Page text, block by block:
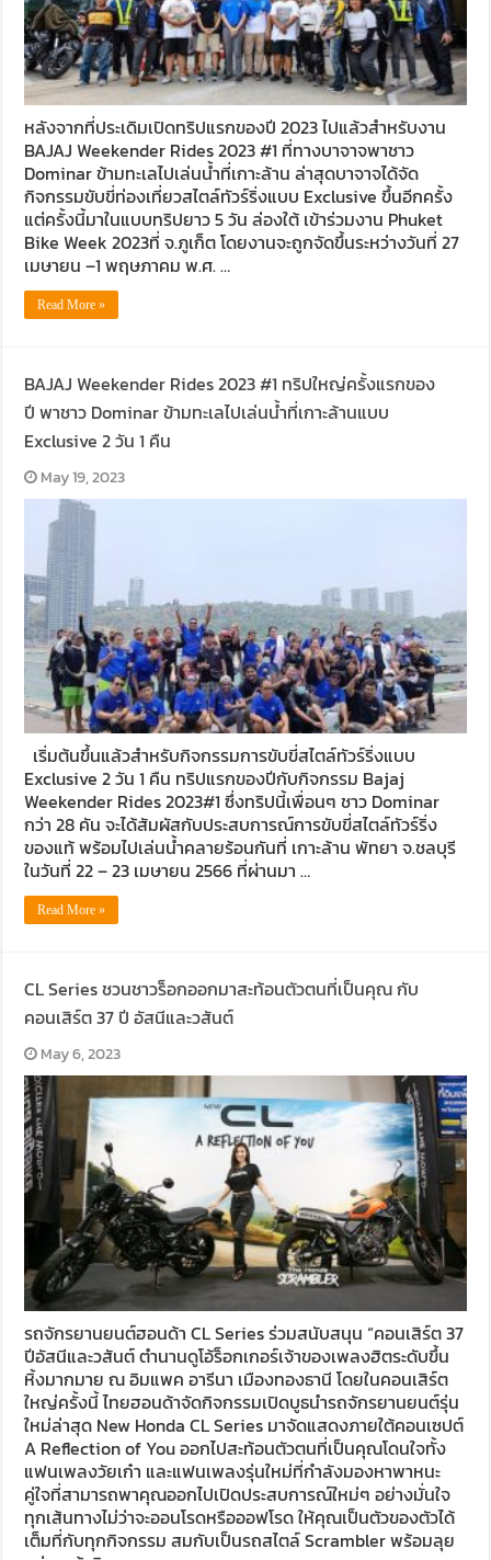
หลังจากที่ประเดิมเปิดทริปแรกของปี 2023 ไปแล้วสำหรับงาน
BAJAJ Weekender Rides 2023 #1 ที่ทางบาจาจพาชาว
Dominar ข้ามทะเลไปเล่นน้ำที่เกาะล้าน ล่าสุดบาจาจได้จัด
กิจกรรมขับขี่ท่องเที่ยวสไตล์ทัวร์ริ่งแบบ Exclusive ขึ้นอีกครั้ง
แต่ครั้งนี้มาในแบบทริปยาว 5 วัน ล่องใต้ เข้าร่วมงาน Phuket
Bike Week 2023ที่ จ.ภูเก็ต โดยงานจะถูกจัดขึ้นระหว่างวันที่ 27
เมษายน –1 พฤษภาคม พ.ศ. …
Read More »
BAJAJ Weekender Rides 2023 #1 ทริปใหญ่ครั้งแรกของ
ปี พาชาว Dominar ข้ามทะเลไปเล่นน้ำที่เกาะล้านแบบ
Exclusive 2 วัน 1 คืน
May 19, 2023
เริ่มต้นขึ้นแล้วสำหรับกิจกรรมการขับขี่สไตล์ทัวร์ริ่งแบบ
Exclusive 2 วัน 1 คืน ทริปแรกของปีกับกิจกรรม Bajaj
Weekender Rides 2023#1 ซึ่งทริปนี้เพื่อนๆ ชาว Dominar
กว่า 28 คัน จะได้สัมผัสกับประสบการณ์การขับขี่สไตล์ทัวร์ริ่ง
ของแท้ พร้อมไปเล่นน้ำคลายร้อนกันที่ เกาะล้าน พัทยา จ.ชลบุรี
ในวันที่ 22 – 23 เมษายน 2566 ที่ผ่านมา …
Read More »
CL Series ชวนชาวร็อกออกมาสะท้อนตัวตนที่เป็นคุณ กับ
คอนเสิร์ต 37 ปี อัสนีและวสันต์
May 6, 2023
รถจักรยานยนต์ฮอนด้า CL Series ร่วมสนับสนุน “คอนเสิร์ต 37
ปีอัสนีและวสันต์ ตำนานดูโอ้ร็อกเกอร์เจ้าของเพลงฮิตระดับขึ้น
หิ้งมากมาย ณ อิมแพค อารีนา เมืองทองธานี โดยในคอนเสิร์ต
ใหญ่ครั้งนี้ ไทยฮอนด้าจัดกิจกรรมเปิดบูธนำรถจักรยานยนต์รุ่น
ใหม่ล่าสุด New Honda CL Series มาจัดแสดงภายใต้คอนเซปต์
A Reflection of You ออกไปสะท้อนตัวตนที่เป็นคุณโดนใจทั้ง
แฟนเพลงวัยเก๋า และแฟนเพลงรุ่นใหม่ที่กำลังมองหาพาหนะ
คู่ใจที่สามารถพาคุณออกไปเปิดประสบการณ์ใหม่ๆ อย่างมั่นใจ
ทุกเส้นทางไม่ว่าจะออนโรดหรือออฟโรด ให้คุณเป็นตัวของตัวได้
เต็มที่กับทุกกิจกรรม สมกับเป็นรถสไตล์ Scrambler พร้อมลุย